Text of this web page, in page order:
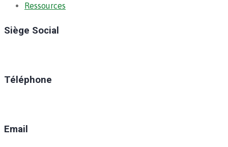
Ressources
Siège Social
Téléphone
Email